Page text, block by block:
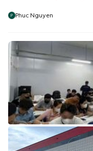
Phuc Nguyen